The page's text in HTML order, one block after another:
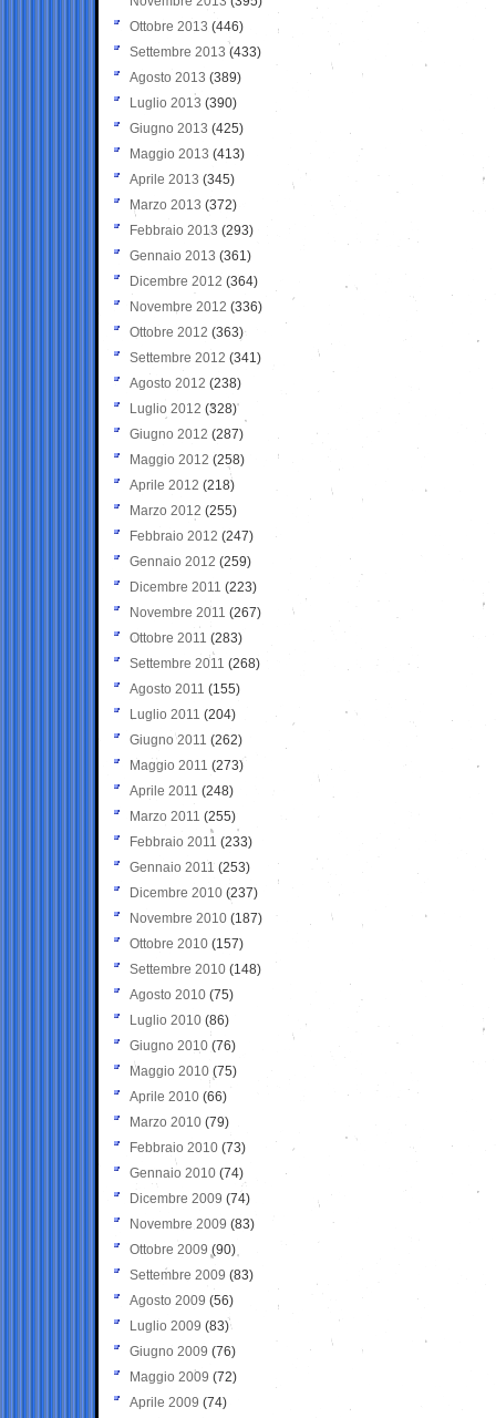
Ottobre 2013 (446)
Settembre 2013 (433)
Agosto 2013 (389)
Luglio 2013 (390)
Giugno 2013 (425)
Maggio 2013 (413)
Aprile 2013 (345)
Marzo 2013 (372)
Febbraio 2013 (293)
Gennaio 2013 (361)
Dicembre 2012 (364)
Novembre 2012 (336)
Ottobre 2012 (363)
Settembre 2012 (341)
Agosto 2012 (238)
Luglio 2012 (328)
Giugno 2012 (287)
Maggio 2012 (258)
Aprile 2012 (218)
Marzo 2012 (255)
Febbraio 2012 (247)
Gennaio 2012 (259)
Dicembre 2011 (223)
Novembre 2011 (267)
Ottobre 2011 (283)
Settembre 2011 (268)
Agosto 2011 (155)
Luglio 2011 (204)
Giugno 2011 (262)
Maggio 2011 (273)
Aprile 2011 (248)
Marzo 2011 (255)
Febbraio 2011 (233)
Gennaio 2011 (253)
Dicembre 2010 (237)
Novembre 2010 (187)
Ottobre 2010 (157)
Settembre 2010 (148)
Agosto 2010 (75)
Luglio 2010 (86)
Giugno 2010 (76)
Maggio 2010 (75)
Aprile 2010 (66)
Marzo 2010 (79)
Febbraio 2010 (73)
Gennaio 2010 (74)
Dicembre 2009 (74)
Novembre 2009 (83)
Ottobre 2009 (90)
Settembre 2009 (83)
Agosto 2009 (56)
Luglio 2009 (83)
Giugno 2009 (76)
Maggio 2009 (72)
Aprile 2009 (74)